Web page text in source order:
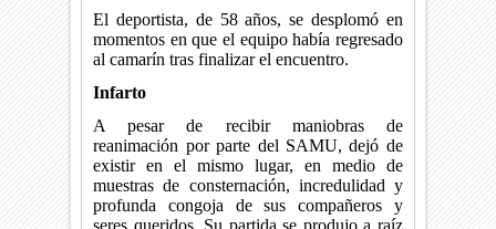
El deportista, de 58 años, se desplomó en
momentos en que el equipo había regresado
al camarín tras finalizar el encuentro.
Infarto
A pesar de recibir maniobras de
reanimación por parte del SAMU, dejó de
existir en el mismo lugar, en medio de
muestras de consternación, incredulidad y
profunda congoja de sus compañeros y
seres queridos. Su partida se produjo a raíz